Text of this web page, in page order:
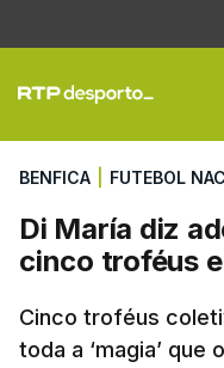
Di
BENFICA FUTEBOL
Di María diz
cinco troféus
Cinco troféus
toda a ‘magia’